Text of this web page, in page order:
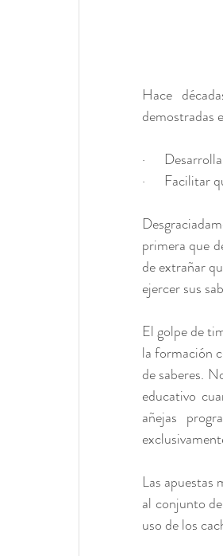
Hace
demostradas
·
·      Facilitar
primera que
de extrañar
ejercer sus
El golpe de
la formación
de saberes.
educativo
añejas
Las apuestas
al conjunto
uso de los